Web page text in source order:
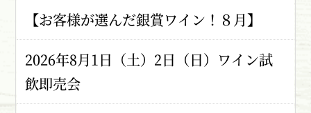
【お客様が選んだ銀賞ワイン！８月】
2026年8月1日（土）2日（日）ワイン試
飲即売会